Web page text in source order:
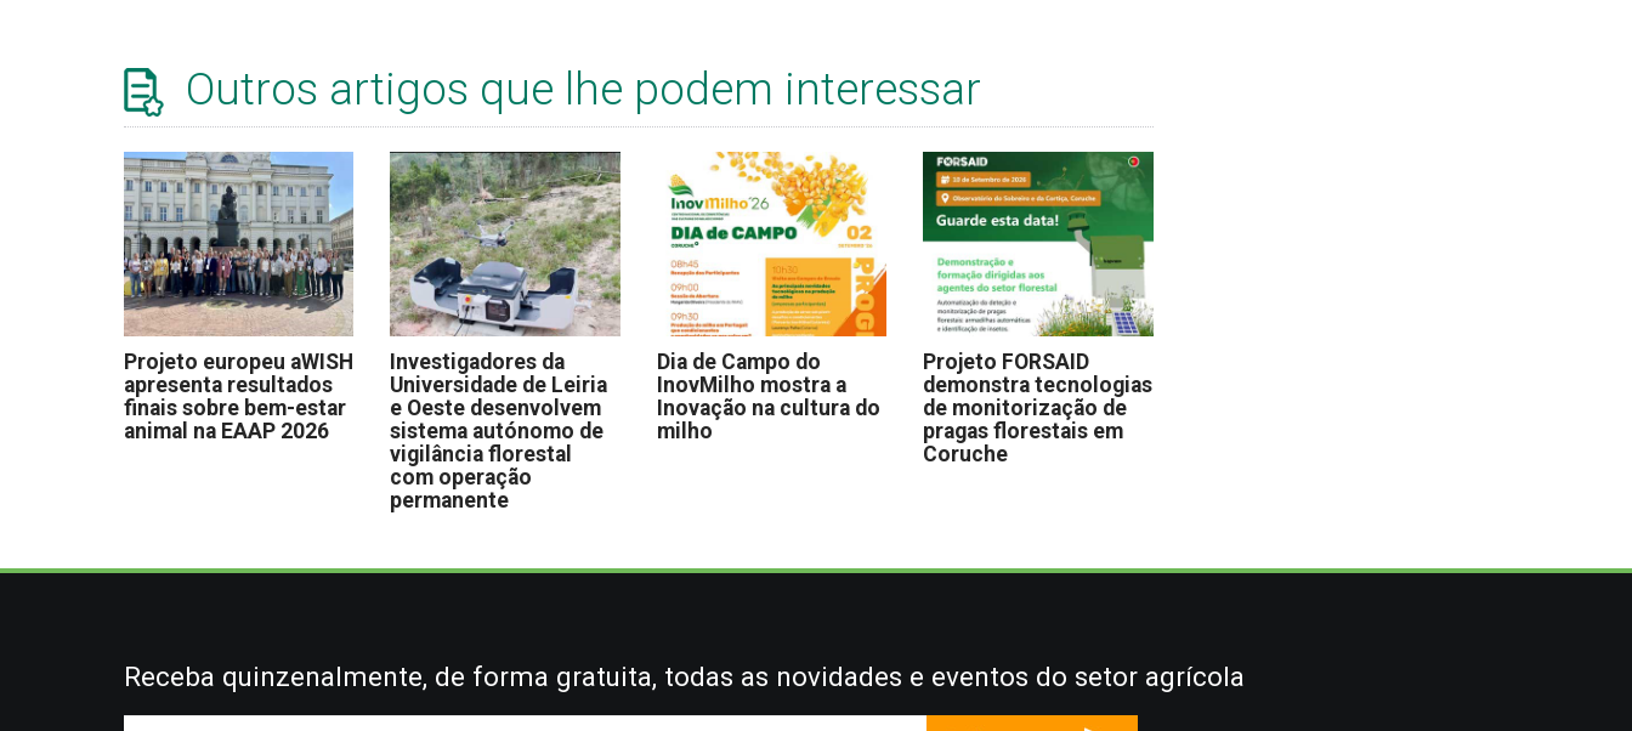
Outros artigos que lhe podem interessar
Projeto europeu aWISH
apresenta resultados
finais sobre bem-estar
animal na EAAP 2026
Investigadores da
Universidade de Leiria
e Oeste desenvolvem
sistema autónomo de
vigilância florestal
com operação
permanente
Dia de Campo do
InovMilho mostra a
Inovação na cultura do
milho
Projeto FORSAID
demonstra tecnologias
de monitorização de
pragas florestais em
Coruche
Receba quinzenalmente, de forma gratuita, todas as novidades e eventos do setor agrícola